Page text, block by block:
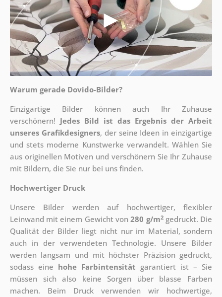
Warum gerade Dovido-Bilder?
Einzigartige Bilder können auch Ihr Zuhause
verschönern! Jedes Bild ist das Ergebnis der Arbeit
unseres Grafikdesigners, der seine Ideen in einzigartige
und stets moderne Kunstwerke verwandelt. Wählen Sie
aus originellen Motiven und verschönern Sie Ihr Zuhause
mit Bildern, die Sie nur bei uns finden.
Hochwertiger Druck
Unsere Bilder werden auf hochwertiger, flexibler
Leinwand mit einem Gewicht von280 g/m2gedruckt. Die
Qualität der Bilder liegt nicht nur im Material, sondern
auch in der verwendeten Technologie. Unsere Bilder
werden langsam und mit höchster Präzision gedruckt,
sodass eine hohe Farbintensität garantiert ist – Sie
müssen sich also keine Sorgen über blasse Farben
machen. Beim Druck verwenden wir hochwertige,